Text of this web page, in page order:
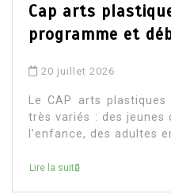
Cap arts
programme et
20 juillet 2026
Le CAP arts
très variés : des jeunes
l’enfance, des adultes
Lire la suite